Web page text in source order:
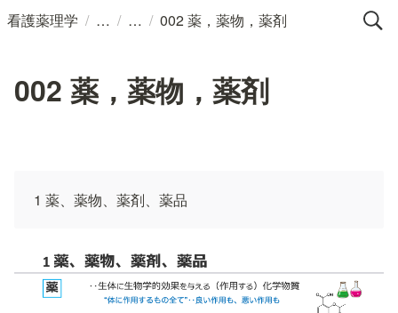
看護薬理学 / / / 002 薬，薬物，薬剤
002 薬，薬物，薬剤
1 薬、薬物、薬剤、薬品